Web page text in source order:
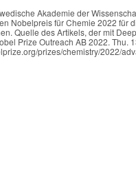
Akademie der
Nobelpreis für Chemie 2022
Quelle des Artikels, der mit
Prize Outreach AB 2022. Thu.
prizes/chemistry/2022/